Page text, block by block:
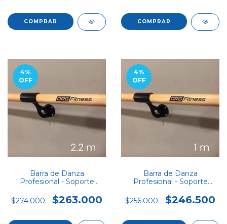
COMPRAR COMPRAR
4%
OFF
Barra de Danza
Profesional - Soporte
$274.000
$263.000
4%
OFF
Barra de Danza
Profesional - Soporte
$256.000
$246.500